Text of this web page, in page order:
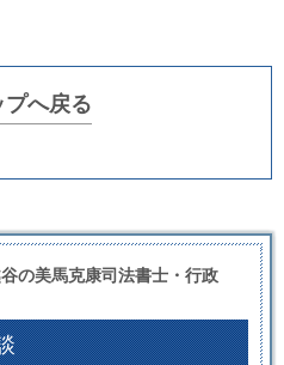
プへ戻る
の美馬克康司法書士・行政